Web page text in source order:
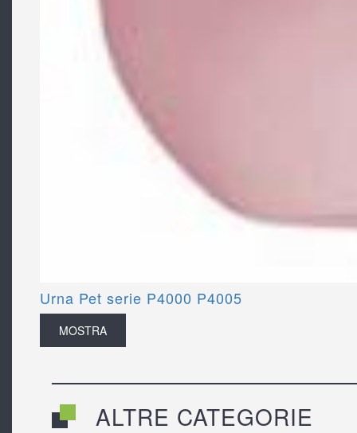
Urna Pet serie P4000 P4005
MOSTRA
ALTRE CATEGORIE